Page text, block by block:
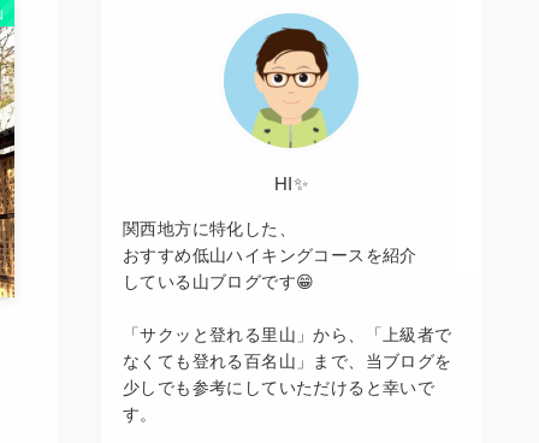
HI✨
関西地方に特化した、
おすすめ低山ハイキングコースを紹介
している山ブログです😁
「サクッと登れる里山」から、「上級者で
なくても登れる百名山」まで、当ブログを
少しでも参考にしていただけると幸いで
す。